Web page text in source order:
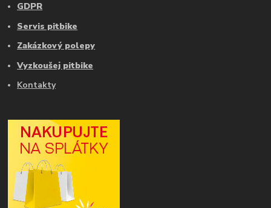
GDPR
Servis pitbike
Zakázkový polepy
Vyzkoušej pitbike
Kontakty